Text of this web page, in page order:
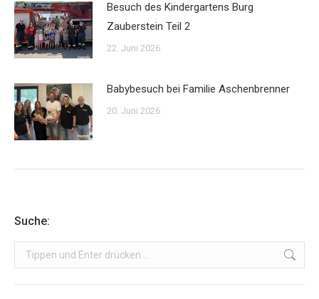
Besuch des Kindergartens Burg
Zauberstein Teil 2
22. Juni 2026
Babybesuch bei Familie Aschenbrenner
20. Juni 2026
Suche:
Search: